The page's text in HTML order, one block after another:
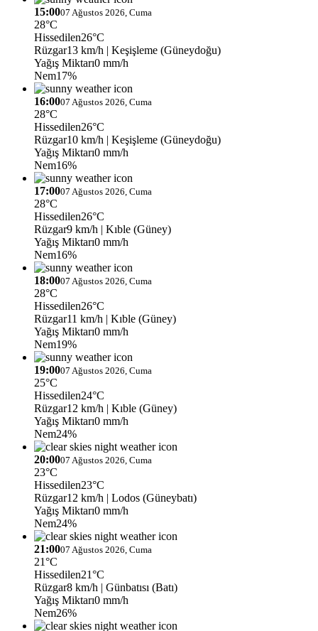
15:0007 Ağustos 2026, Cuma
28°C
Hissedilen26°C
Rüzgar13 km/h | Keşişleme (Güneydoğu)
Yağış Miktarı0 mm/h
Nem17%
16:0007 Ağustos 2026, Cuma
28°C
Hissedilen26°C
Rüzgar10 km/h | Keşişleme (Güneydoğu)
Yağış Miktarı0 mm/h
Nem16%
17:0007 Ağustos 2026, Cuma
28°C
Hissedilen26°C
Rüzgar9 km/h | Kıble (Güney)
Yağış Miktarı0 mm/h
Nem16%
18:0007 Ağustos 2026, Cuma
28°C
Hissedilen26°C
Rüzgar11 km/h | Kıble (Güney)
Yağış Miktarı0 mm/h
Nem19%
19:0007 Ağustos 2026, Cuma
25°C
Hissedilen24°C
Rüzgar12 km/h | Kıble (Güney)
Yağış Miktarı0 mm/h
Nem24%
20:0007 Ağustos 2026, Cuma
23°C
Hissedilen23°C
Rüzgar12 km/h | Lodos (Güneybatı)
Yağış Miktarı0 mm/h
Nem24%
21:0007 Ağustos 2026, Cuma
21°C
Hissedilen21°C
Rüzgar8 km/h | Günbatısı (Batı)
Yağış Miktarı0 mm/h
Nem26%